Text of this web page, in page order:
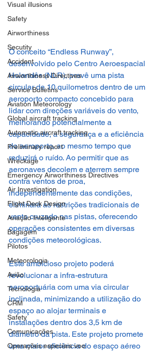
Visual illusions
Safety
Airworthiness
Secutity
Accident
Airworthiness Directives
Service Bulletins
Aviation Meteorology
Global aircraft tracking
Automatic aircraft tracking
Preliminary report
Wreckage
Emergency Airworthiness Directives
Air Investigation
Flight Deck Design
Aviação Inteligente
Bagagem
Pilotos
Meteorologia
Avião
Tecnologia
CRM
Safety
Comunicações
Operações especiais voo
O conceito “Endless Runway”,
desenvolvido pelo Centro Aeroespacial
Holandês (NLR), prevê uma pista
circular de 10 quilometros dentro de um
aeroporto compacto concebido para
lidar com direções variáveis ​​do vento,
melhorando potencialmente a
capacidade, a segurança e a eficiência
do aeroporto, ao mesmo tempo que
reduzirá o ruído. Ao permitir que as
aeronaves decolem e aterrem sempre
contra ventos de proa,
independentemente das condições,
eliminará as restrições tradicionais de
vento cruzado nas pistas, oferecendo
operações consistentes em diversas
condições meteorológicas.
Este ambicioso projeto poderá
revolucionar a infra-estrutura
aeroportuária com uma via circular
inclinada, minimizando a utilização do
espaço ao alojar terminais e
instalações dentro dos 3,5 km de
diâmetro da pista. Este projeto promete
uma maior eficiência do espaço aéreo